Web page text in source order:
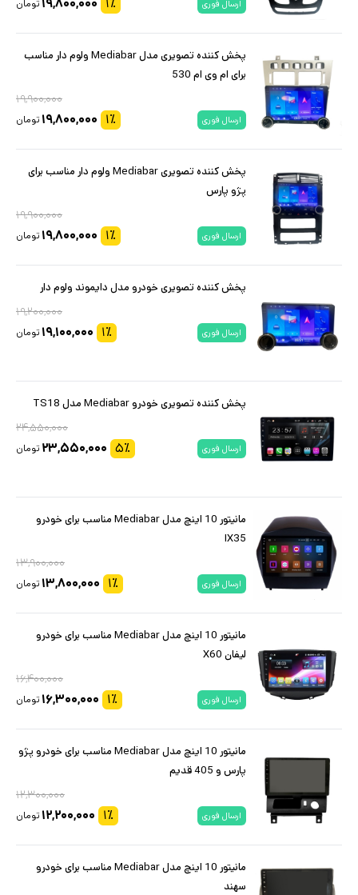
ارسال فوری تومان
پخش کننده تصویری مدل Mediabar ولوم دار مناسب
برای ام وی ام 530
۱۹,۹۰۰,۰۰۰
ارسال فوری ۱٪ ۱۹,۸۰۰,۰۰۰ تومان
پخش کننده تصویری Mediabar ولوم دار مناسب برای
پژو پارس
۱۹,۹۰۰,۰۰۰
ارسال فوری ۱٪ ۱۹,۸۰۰,۰۰۰ تومان
پخش کننده تصویری خودرو مدل دایموند ولوم دار
۱۹,۲۰۰,۰۰۰
ارسال فوری ۱٪ ۱۹,۱۰۰,۰۰۰ تومان
پخش کننده تصویری خودرو Mediabar مدل TS18
۲۴,۵۵۰,۰۰۰
ارسال فوری ۵٪ ۲۳,۵۵۰,۰۰۰ تومان
مانیتور 10 اینچ مدل Mediabar مناسب برای خودرو
IX35
۱۳,۹۰۰,۰۰۰
ارسال فوری ۱٪ ۱۳,۸۰۰,۰۰۰ تومان
مانیتور 10 اینچ مدل Mediabar مناسب برای خودرو
لیفان X60
۱۶,۴۰۰,۰۰۰
ارسال فوری ۱٪ ۱۶,۳۰۰,۰۰۰ تومان
مانیتور 10 اینچ مدل Mediabar مناسب برای خودرو پژو
پارس و 405 قدیم
۱۲,۳۰۰,۰۰۰
ارسال فوری ۱٪ ۱۲,۲۰۰,۰۰۰ تومان
مانیتور 10 اینچ مدل Mediabar مناسب برای خودرو
سهند